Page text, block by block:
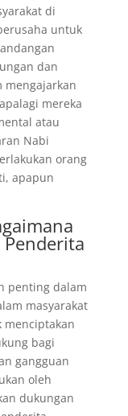
di
untuk
dan
mengajarkan
mereka
atau
Nabi
orang
apapun
penting dalam
masyarakat
menciptakan
bagi
gangguan
oleh
dukungan